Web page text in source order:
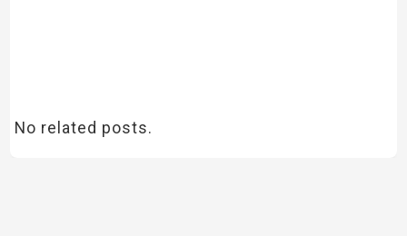
No related posts.